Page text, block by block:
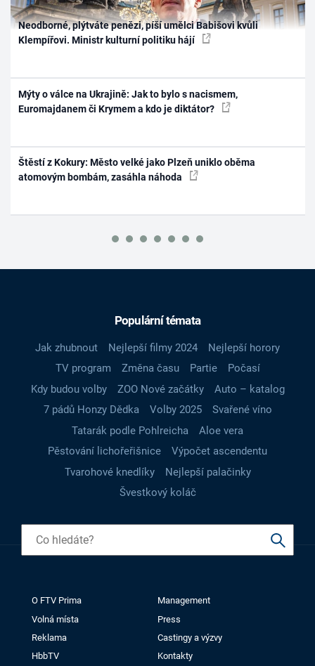
Neodborné, plýtváte penězi, píší umělci Babišovi kvůli
Klempířovi. Ministr kulturní politiku hájí
Mýty o válce na Ukrajině: Jak to bylo s nacismem,
Euromajdanem či Krymem a kdo je diktátor?
Štěstí z Kokury: Město velké jako Plzeň uniklo oběma
atomovým bombám, zasáhla náhoda
Populární témata
Jak zhubnout Nejlepší filmy 2024
Nejlepší horory
TV program
Změna času Partie
Počasí
Kdy budou volby
ZOO Nové začátky
Auto – katalog
7 pádů Honzy Dědka
Volby 2025
Svařené víno
Tatarák podle Pohlreicha
Aloe vera
Pěstování lichořeřišnice
Výpočet ascendentu
Tvarohové knedlíky
Nejlepší palačinky
Švestkový koláč
O FTV Prima
Management
Volná místa
Press
Reklama
Castingy a výzvy
HbbTV
Kontakty